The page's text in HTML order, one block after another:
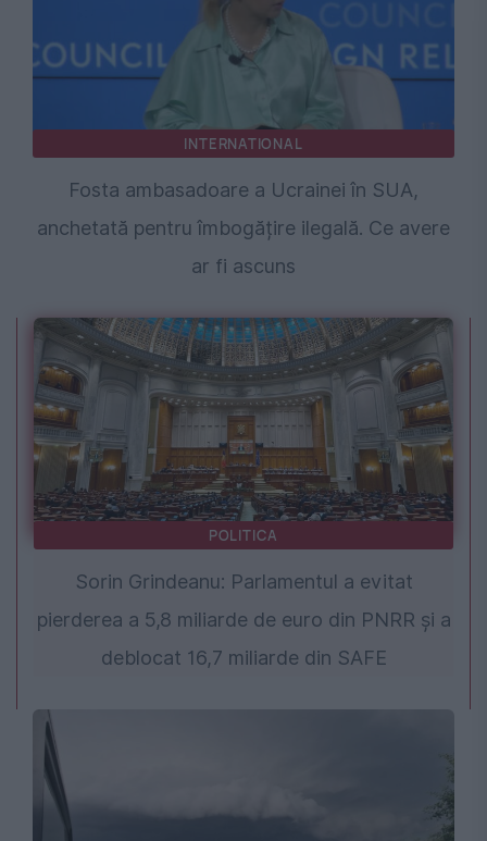
INTERNATIONAL
Fosta ambasadoare a Ucrainei în SUA,
anchetată pentru îmbogățire ilegală. Ce avere
ar fi ascuns
POLITICA
Sorin Grindeanu: Parlamentul a evitat
pierderea a 5,8 miliarde de euro din PNRR și a
deblocat 16,7 miliarde din SAFE